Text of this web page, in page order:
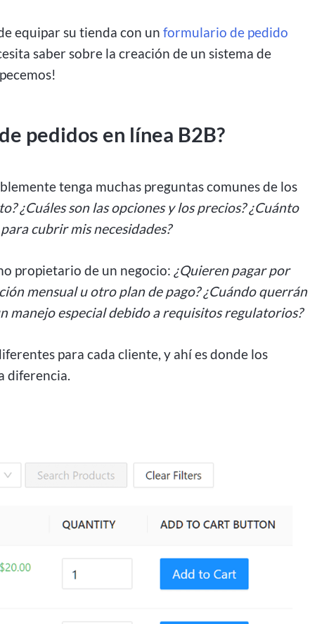
equipar su tienda con un formulario de pedido
saber sobre la creación de un sistema de
pedidos en línea B2B?
tenga muchas preguntas comunes de los
¿Cuáles son las opciones y los precios? ¿Cuánto
cubrir mis necesidades?
propietario de un negocio: ¿Quieren pagar por
mensual u otro plan de pago? ¿Cuándo querrán
manejo especial debido a requisitos regulatorios?
para cada cliente, y ahí es donde los
diferencia.